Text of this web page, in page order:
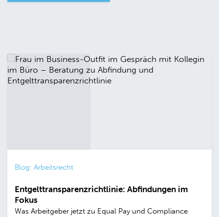
Blog: Arbeitsrecht
Entgelttransparenzrichtlinie: Abfindungen im
Fokus
Was Arbeitgeber jetzt zu Equal Pay und Compliance